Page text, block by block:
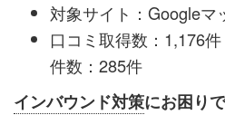
対象サイト：Googleマ
口コミ取得数：1,176
件数：285件
インバウンド対策にお困り